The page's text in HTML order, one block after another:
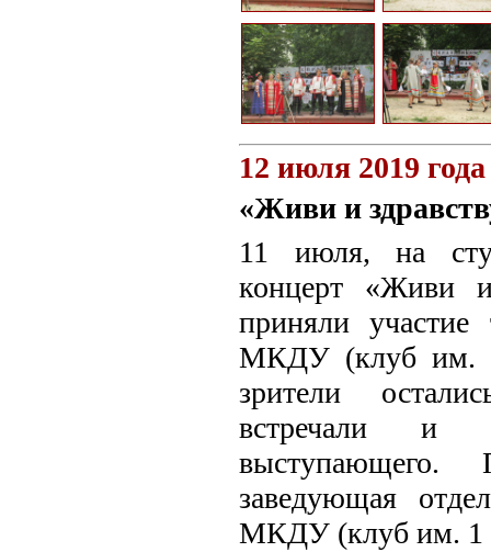
12 июля 2019 года
«Живи и
11 июля, на
концерт «Живи
приняли
МКДУ (клуб им.
зрители
встречали и
выступающего.
заведующая
МКДУ (клуб им. 1